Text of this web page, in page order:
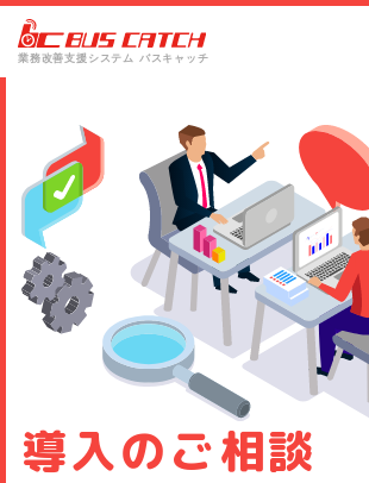
業務改善支援システム バスキャッチ
導入のご相談